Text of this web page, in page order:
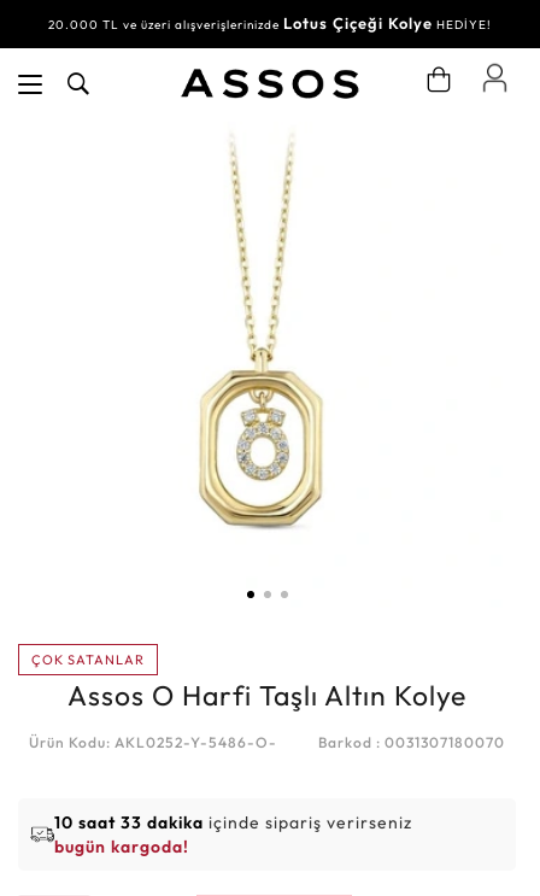
20.000 TL ve üzeri alışverişlerinizde Lotus Çiçeği Kolye HEDİYE!
ÇOK SATANLAR
Assos O Harfi Taşlı Altın Kolye
Ürün Kodu: AKL0252-Y-5486-O- Barkod : 0031307180070
10 saat 33 dakika içinde sipariş verirseniz
bugün kargoda!